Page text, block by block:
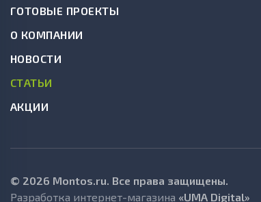
ГОТОВЫЕ ПРОЕКТЫ
О КОМПАНИИ
НОВОСТИ
СТАТЬИ
АКЦИИ
© 2026 Montos.ru. Все права защищены.
Разработка интернет-магазина «UMA Digital»